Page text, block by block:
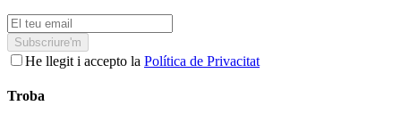
Subscriure'm
He llegit i accepto la Política de Privacitat
Troba